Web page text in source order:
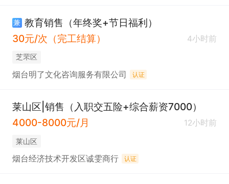
兼 教育销售（年终奖+节日福利）
30元/次（完工结算）
4小时前
芝罘区
烟台明了文化咨询服务有限公司 认证
莱山区|销售（入职交五险+综合薪资7000）
4000-8000元/月
12小时前
莱山区
烟台经济技术开发区诚雯商行 认证